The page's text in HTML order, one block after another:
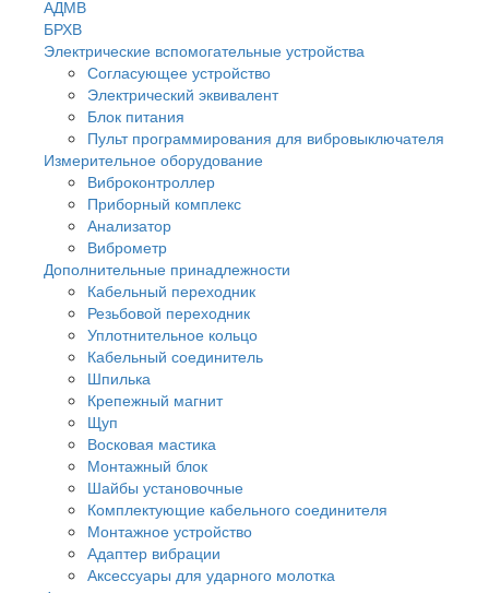
АДМВ
БРХВ
Электрические вспомогательные устройства
Согласующее устройство
Электрический эквивалент
Блок питания
Пульт программирования для вибровыключателя
Измерительное оборудование
Виброконтроллер
Приборный комплекс
Анализатор
Виброметр
Дополнительные принадлежности
Кабельный переходник
Резьбовой переходник
Уплотнительное кольцо
Кабельный соединитель
Шпилька
Крепежный магнит
Щуп
Восковая мастика
Монтажный блок
Шайбы установочные
Комплектующие кабельного соединителя
Монтажное устройство
Адаптер вибрации
Аксессуары для ударного молотка